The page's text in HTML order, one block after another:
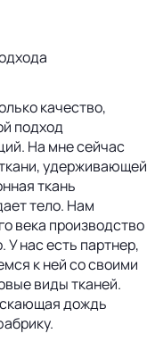
качество,
подход
На мне сейчас
удерживающей
ткань
тело. Нам
века производство
У нас есть партнер,
к ней со своими
виды тканей.
дождь